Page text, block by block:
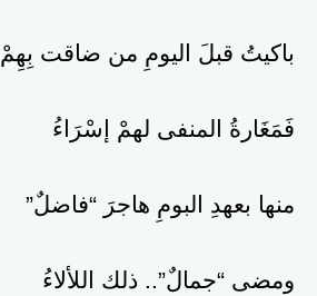
باكيتُ قبلَ اليومِ من ضاقت بِهِمْ
فَمَغَارةُ المنفى لهمْ إسْرَاءُ
منها بعهدِ البومِ هاجرَ “فاضلٌ”
ومضى “جمالٌ”.. ذلك اللألاءُ